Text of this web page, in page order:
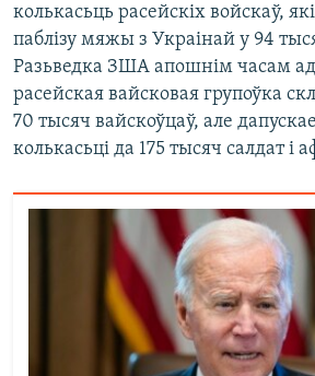
колькасьць расейскіх войскаў,
паблізу мяжы з Украінай у 94
Разьведка ЗША апошнім часам
расейская вайсковая групоўка
70 тысяч вайскоўцаў, але
колькасьці да 175 тысяч салдат і